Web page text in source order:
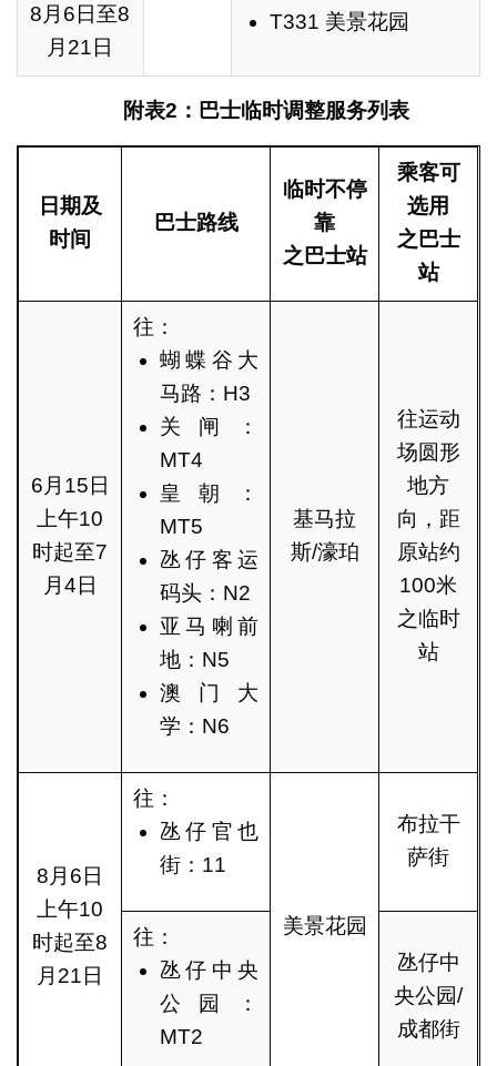
8月6日至8
月21日
T331 美景花园
附表2 ：巴士临时调整服务列表
日期及
时间
巴士路线
临时不停
靠
之巴士站
乘客可
选用
之巴士
站
6月15日
上午10
时起至7
月4日
往：
蝴蝶谷大
马路：H3
关闸：
MT4
皇朝：
MT5
氹仔客运
码头：N2
亚马喇前
地：N5
澳门大
学：N6
基马拉
斯/濠珀
往运动
场圆形
地方
向，距
原站约
100米
之临时
站
8月6日
上午10
时起至8
月21日
往：
氹仔官也
街：11
美景花园
布拉干
萨街
往：
氹仔中央
公园：
MT2
氹仔中
央公园/
成都街